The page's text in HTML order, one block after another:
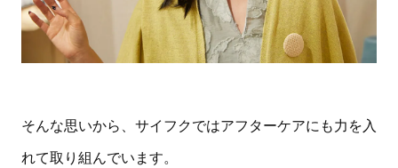
そんな思いから、サイフクではアフターケアにも力を入
れて取り組んでいます。